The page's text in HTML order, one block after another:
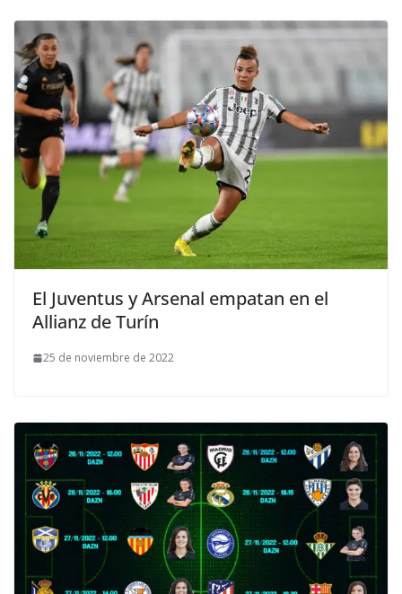
El Juventus y Arsenal empatan en el
Allianz de Turín
25 de noviembre de 2022